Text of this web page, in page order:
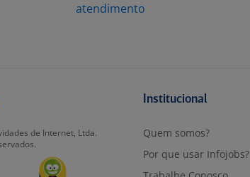
atendimento
de Internet, Ltda.
Institucional
Quem somos?
Por que usar Infojobs?